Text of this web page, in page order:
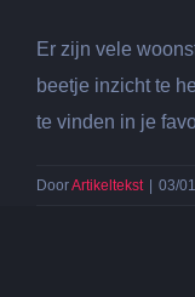
Er zijn vele
beetje inzicht te
te vinden in je
DoorArtikeltekst 03/